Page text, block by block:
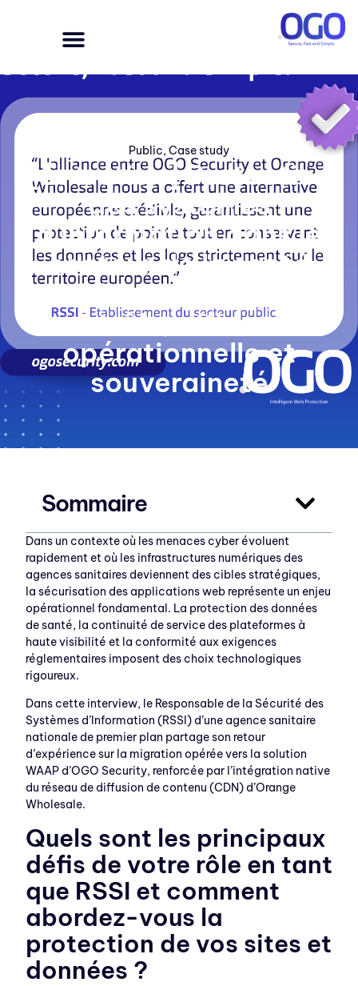
Public,Case study
[Entretien] Protection
des systèmes
d’information dans le
secteur de la santé
publique : visibilité,
contrôle, efficacité
opérationnelle et
souveraineté
Sommaire
Dans un contexte où les menaces cyber évoluent
rapidement et où les infrastructures numériques des
agences sanitaires deviennent des cibles stratégiques,
la sécurisation des applications web représente un enjeu
opérationnel fondamental. La protection des données
de santé, la continuité de service des plateformes à
haute visibilité et la conformité aux exigences
réglementaires imposent des choix technologiques
rigoureux.
Dans cette interview, le Responsable de la Sécurité des
Systèmes d’Information (RSSI) d’une agence sanitaire
nationale de premier plan partage son retour
d’expérience sur la migration opérée vers la solution
WAAP d’OGO Security, renforcée par l’intégration native
du réseau de diffusion de contenu (CDN) d’Orange
Wholesale.
Quels sont les principaux
défis de votre rôle en tant
que RSSI et comment
abordez-vous la
protection de vos sites et
données ?